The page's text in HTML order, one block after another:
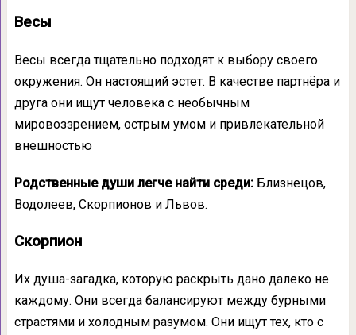
Весы
Весы всегда тщательно подходят к выбору своего
окружения. Он настоящий эстет. В качестве партнёра и
друга они ищут человека с необычным
мировоззрением, острым умом и привлекательной
внешностью
Родственные души легче найти среди:Близнецов,
Водолеев, Скорпионов и Львов.
Скорпион
Их душа-загадка, которую раскрыть дано далеко не
каждому. Они всегда балансируют между бурными
страстями и холодным разумом. Они ищут тех, кто с